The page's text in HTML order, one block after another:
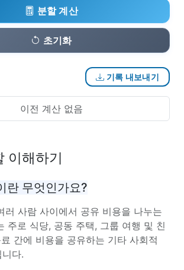
분할 계산
초기화
기록 내보내기
이전 계산 없음
이해하기
란 무엇인가요?
러 사람 사이에서 공유 비용을 나누는
주로 식당, 공동 주택, 그룹 여행 및 친
간에 비용을 공유하는 기타 사회적
다.